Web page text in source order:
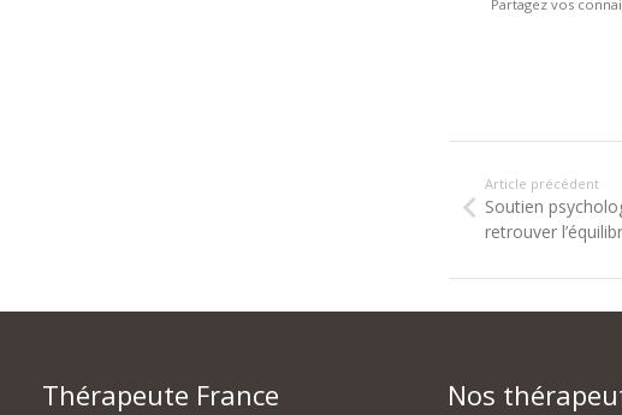
Partagez vos
Article précédent
Soutien
retrouver
Thérapeute France Nos